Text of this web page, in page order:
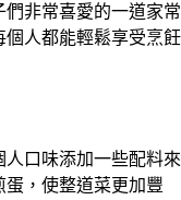
非常喜愛的一道家常
人都能輕鬆享受烹飪
口味添加一些配料來
，使整道菜更加豐